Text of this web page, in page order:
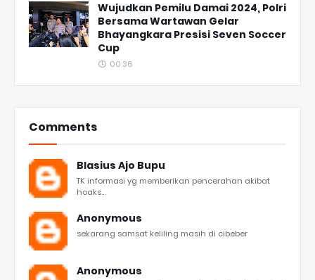
Wujudkan Pemilu Damai 2024, Polri
Bersama Wartawan Gelar
Bhayangkara Presisi Seven Soccer
Cup
00:36
Comments
Blasius Ajo Bupu
TK informasi yg memberikan pencerahan akibat
hoaks...
Anonymous
sekarang samsat keliling masih di cibeber
Anonymous